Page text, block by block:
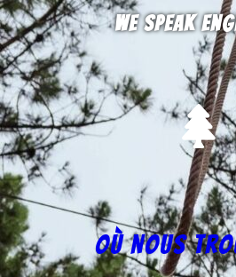
We speak
Où nous